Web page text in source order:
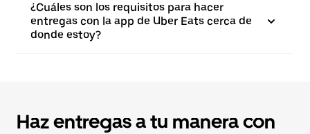
¿Cuáles son los requisitos para hacer
entregas con la app de Uber Eats cerca de
donde estoy?
Haz entregas a tu manera con